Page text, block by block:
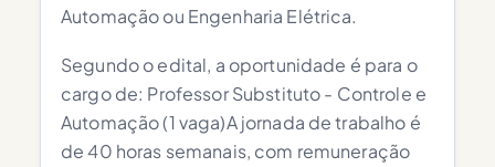
Automação ou Engenharia Elétrica.
Segundo o edital, a oportunidade é para o
cargo de: Professor Substituto - Controle e
Automação (1 vaga)A jornada de trabalho é
de 40 horas semanais, com remuneração